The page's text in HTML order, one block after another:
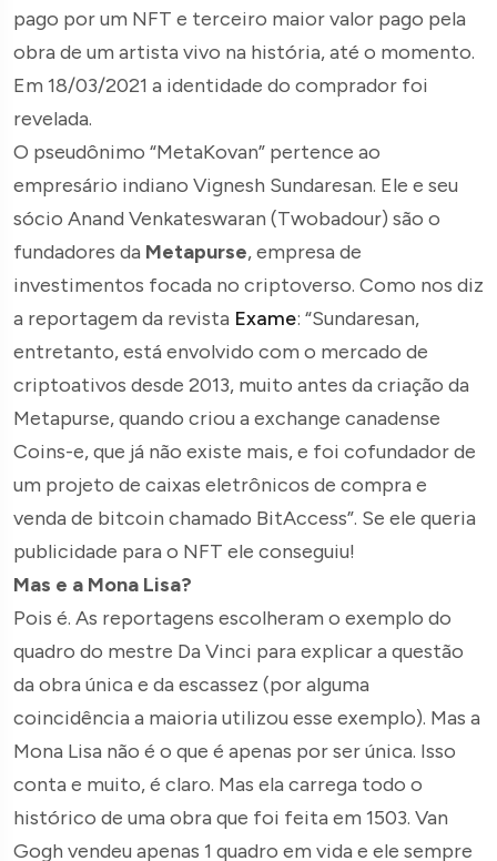
pago por um NFT e terceiro maior valor pago pela
obra de um artista vivo na história, até o momento.
Em 18/03/2021 a identidade do comprador foi
revelada.
O pseudônimo “MetaKovan” pertence ao
empresário indiano Vignesh Sundaresan. Ele e seu
sócio Anand Venkateswaran (Twobadour) são o
fundadores da Metapurse, empresa de
investimentos focada no criptoverso. Como nos diz
a reportagem da revista Exame: “Sundaresan,
entretanto, está envolvido com o mercado de
criptoativos desde 2013, muito antes da criação da
Metapurse, quando criou a exchange canadense
Coins-e, que já não existe mais, e foi cofundador de
um projeto de caixas eletrônicos de compra e
venda de bitcoin chamado BitAccess”. Se ele queria
publicidade para o NFT ele conseguiu!
Mas e a Mona Lisa?
Pois é. As reportagens escolheram o exemplo do
quadro do mestre Da Vinci para explicar a questão
da obra única e da escassez (por alguma
coincidência a maioria utilizou esse exemplo). Mas a
Mona Lisa não é o que é apenas por ser única. Isso
conta e muito, é claro. Mas ela carrega todo o
histórico de uma obra que foi feita em 1503. Van
Gogh vendeu apenas 1 quadro em vida e ele sempre